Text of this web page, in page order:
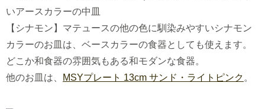
【シナモン】マテュースの他の色に馴染みやすいシナモン
カラーのお皿は、ベースカラーの食器としても使えます。
どこか和食器の雰囲気もある和モダンな食器。
他のお皿は、
MSYプレート 13cm サンド・ライトピンク 。